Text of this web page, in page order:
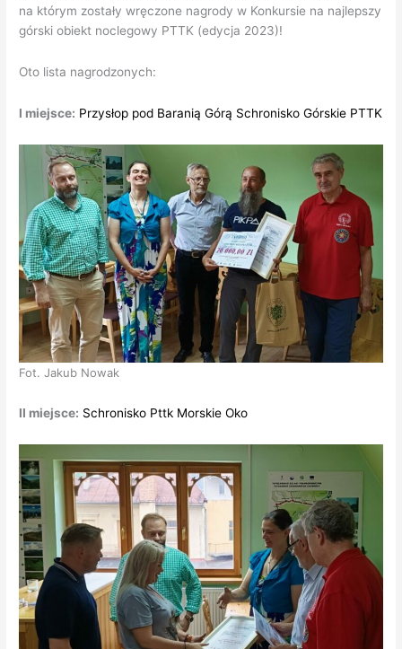
na którym zostały wręczone nagrody w Konkursie na najlepszy
górski obiekt noclegowy PTTK (edycja 2023)!
Oto lista nagrodzonych:
I miejsce: Przysłop pod Baranią Górą Schronisko Górskie PTTK
Fot. Jakub Nowak
II miejsce: Schronisko Pttk Morskie Oko